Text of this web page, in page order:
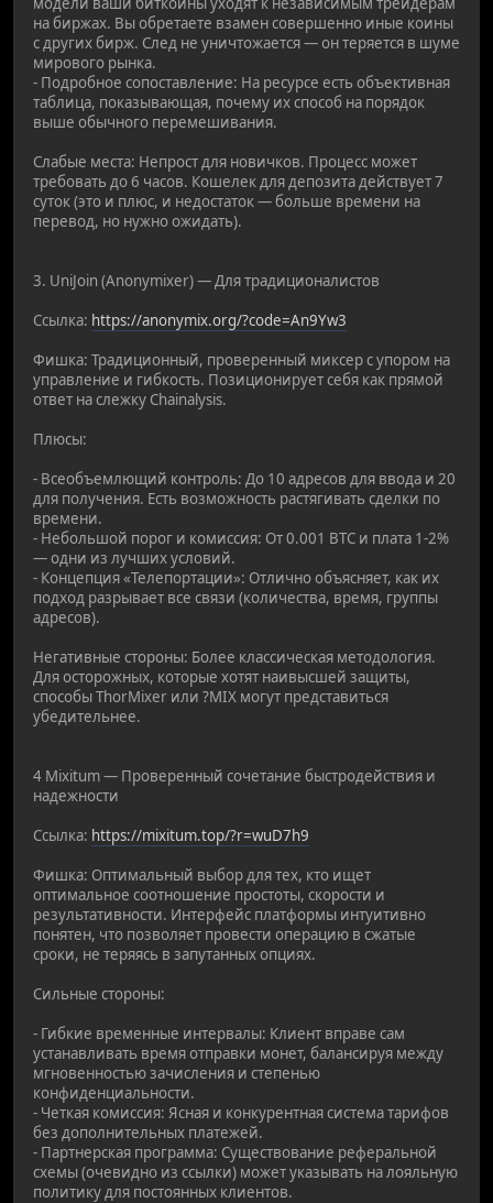
на биржах. Вы обретаете взамен совершенно иные коины
с других бирж. След не уничтожается — он теряется в шуме
мирового рынка.
- Подробное сопоставление: На ресурсе есть объективная
таблица, показывающая, почему их способ на порядок
выше обычного перемешивания.
Слабые места: Непрост для новичков. Процесс может
требовать до 6 часов. Кошелек для депозита действует 7
суток (это и плюс, и недостаток — больше времени на
перевод, но нужно ожидать).
3. UniJoin (Anonymixer) — Для традиционалистов
Ссылка: https://anonymix.org/?code=An9Yw3
Фишка: Традиционный, проверенный миксер с упором на
управление и гибкость. Позиционирует себя как прямой
ответ на слежку Chainalysis.
Плюсы:
- Всеобъемлющий контроль: До 10 адресов для ввода и 20
для получения. Есть возможность растягивать сделки по
времени.
- Небольшой порог и комиссия: От 0.001 BTC и плата 1-2%
— одни из лучших условий.
- Концепция «Телепортации»: Отлично объясняет, как их
подход разрывает все связи (количества, время, группы
адресов).
Негативные стороны: Более классическая методология.
Для осторожных, которые хотят наивысшей защиты,
способы ThorMixer или ?MIX могут представиться
убедительнее.
4 Mixitum — Проверенный сочетание быстродействия и
надежности
Ссылка: https://mixitum.top/?r=wuD7h9
Фишка: Оптимальный выбор для тех, кто ищет
оптимальное соотношение простоты, скорости и
результативности. Интерфейс платформы интуитивно
понятен, что позволяет провести операцию в сжатые
сроки, не теряясь в запутанных опциях.
Сильные стороны:
- Гибкие временные интервалы: Клиент вправе сам
устанавливать время отправки монет, балансируя между
мгновенностью зачисления и степенью
конфиденциальности.
- Четкая комиссия: Ясная и конкурентная система тарифов
без дополнительных платежей.
- Партнерская программа: Существование реферальной
схемы (очевидно из ссылки) может указывать на лояльную
политику для постоянных клиентов.